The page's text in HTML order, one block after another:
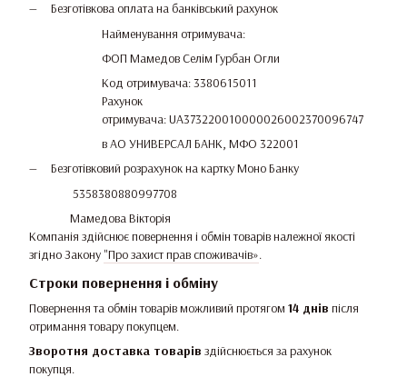
Безготівкова оплата на банківський рахунок
Найменування отримувача:
ФОП Мамедов Селім Гурбан Огли
Код отримувача: 3380615011
Рахунок
отримувача: UA373220010000026002370096747
в АО УНИВЕРСАЛ БАНК, МФО 322001
Безготівковий розрахунок на картку Моно Банку
5358380880997708
Мамедова Вікторія
Компанія здійснює повернення і обмін товарів належної якості
згідно Закону "Про захист прав споживачів».
Строки повернення і обміну
Повернення та обмін товарів можливий протягом 14 днів після
отримання товару покупцем.
Зворотня доставка товарів здійснюється за рахунок
покупця.